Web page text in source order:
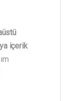
içerik